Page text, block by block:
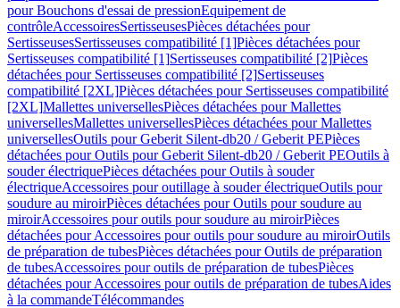
pour Bouchons d'essai de pressionEquipement de
contrôleAccessoiresSertisseusesPièces détachées pour
SertisseusesSertisseuses compatibilité [1]Pièces détachées pour
Sertisseuses compatibilité [1]Sertisseuses compatibilité [2]Pièces
détachées pour Sertisseuses compatibilité [2]Sertisseuses
compatibilité [2XL]Pièces détachées pour Sertisseuses compatibilité
[2XL]Mallettes universellesPièces détachées pour Mallettes
universellesMallettes universellesPièces détachées pour Mallettes
universellesOutils pour Geberit Silent-db20 / Geberit PEPièces
détachées pour Outils pour Geberit Silent-db20 / Geberit PEOutils à
souder électriquePièces détachées pour Outils à souder
électriqueAccessoires pour outillage à souder électriqueOutils pour
soudure au miroirPièces détachées pour Outils pour soudure au
miroirAccessoires pour outils pour soudure au miroirPièces
détachées pour Accessoires pour outils pour soudure au miroirOutils
de préparation de tubesPièces détachées pour Outils de préparation
de tubesAccessoires pour outils de préparation de tubesPièces
détachées pour Accessoires pour outils de préparation de tubesAides
à la commandeTélécommandes